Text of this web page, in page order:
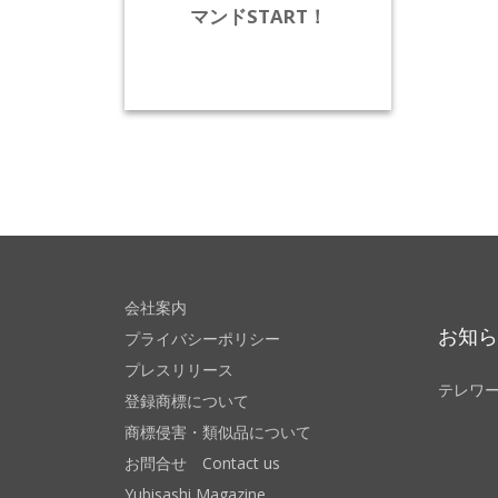
マンドSTART！
会社案内
プライバシーポリシー
プレスリリース
登録商標について
商標侵害・類似品について
お問合せ Contact us
お知
テレワ